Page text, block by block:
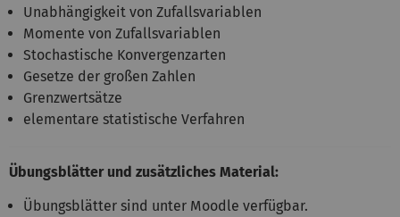
Unabhängigkeit von Zufallsvariablen
Momente von Zufallsvariablen
Stochastische Konvergenzarten
Gesetze der großen Zahlen
Grenzwertsätze
elementare statistische Verfahren
Übungsblätter und zusätzliches Material:
Übungsblätter sind unter Moodle verfügbar.